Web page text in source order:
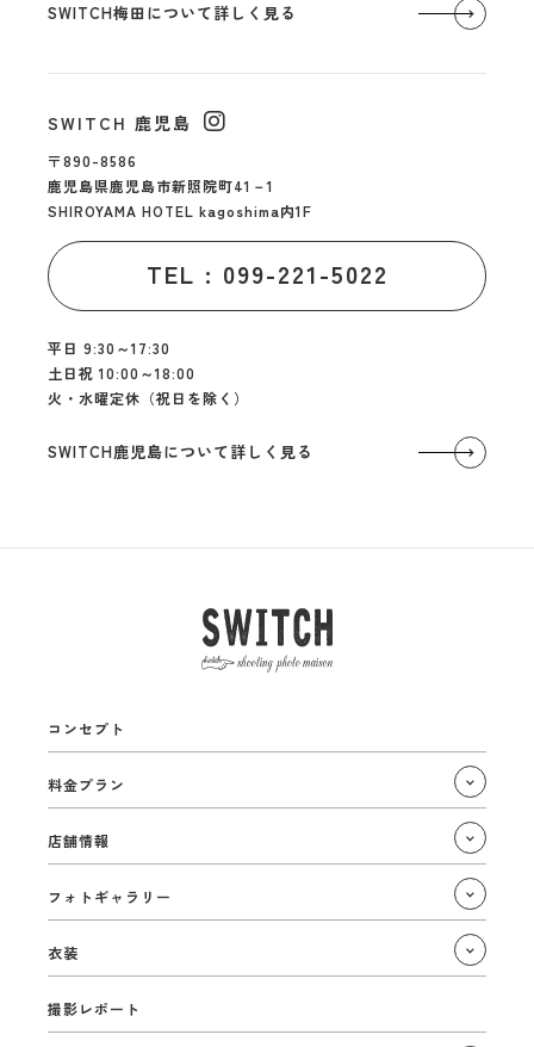
SWITCH梅田について詳しく見る
SWITCH 鹿児島
〒890-8586
鹿児島県鹿児島市新照院町41－1
SHIROYAMA HOTEL kagoshima内1F
TEL : 099-221-5022
平日 9:30～17:30
土日祝 10:00～18:00
火・水曜定休（祝日を除く）
SWITCH鹿児島について詳しく見る
コンセプト
料金プラン
店舗情報
フォトギャラリー
衣装
撮影レポート